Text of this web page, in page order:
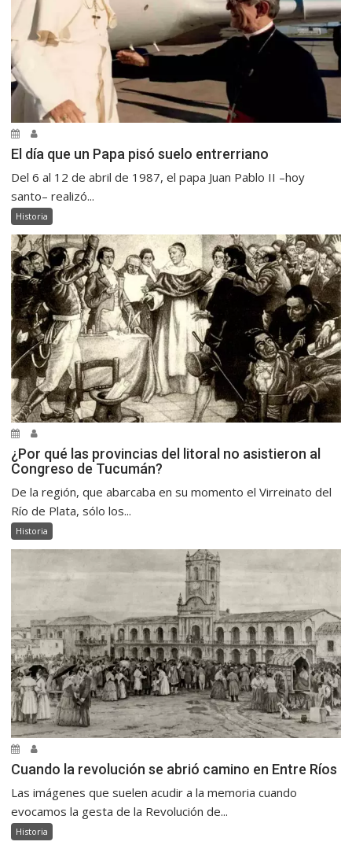
El día que un Papa pisó suelo entrerriano
Del 6 al 12 de abril de 1987, el papa Juan Pablo II –hoy
santo– realizó...
Historia
¿Por qué las provincias del litoral no asistieron al
Congreso de Tucumán?
De la región, que abarcaba en su momento el Virreinato del
Río de Plata, sólo los...
Historia
Cuando la revolución se abrió camino en Entre Ríos
Las imágenes que suelen acudir a la memoria cuando
evocamos la gesta de la Revolución de...
Historia